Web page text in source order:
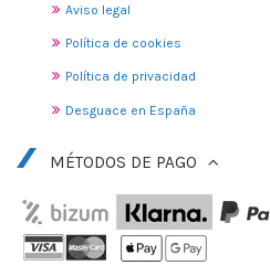
Aviso legal
Política de cookies
Política de privacidad
Desguace en España
MÉTODOS DE PAGO